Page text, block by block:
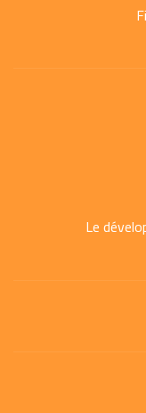
Le